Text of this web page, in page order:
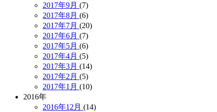
2017年9月 (7)
2017年8月 (6)
2017年7月 (20)
2017年6月 (7)
2017年5月 (6)
2017年4月 (5)
2017年3月 (14)
2017年2月 (5)
2017年1月 (10)
2016年
2016年12月 (14)